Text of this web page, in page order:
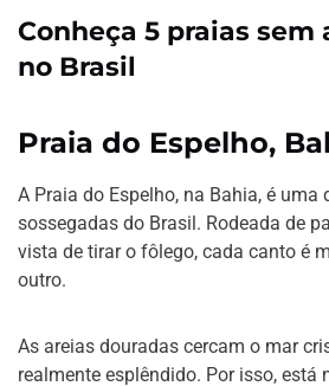
Conheça 5 praias sem
no Brasil
Praia do Espelho,
A Praia do Espelho, na Bahia, é uma
sossegadas do Brasil. Rodeada de
vista de tirar o fôlego, cada canto é
outro.
As areias douradas cercam o mar
realmente esplêndido. Por isso, está